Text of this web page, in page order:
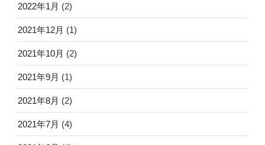
2022年1月 (2)
2021年12月 (1)
2021年10月 (2)
2021年9月 (1)
2021年8月 (2)
2021年7月 (4)